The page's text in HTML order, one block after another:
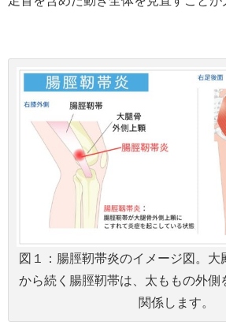
図１：腸脛靭帯炎のイメージ図。大
から続く腸脛靭帯は、太ももの外側
関係します。